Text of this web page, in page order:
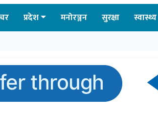
प्रदेश मनोरञ्जन सुरक्षा स्वास्थ्य